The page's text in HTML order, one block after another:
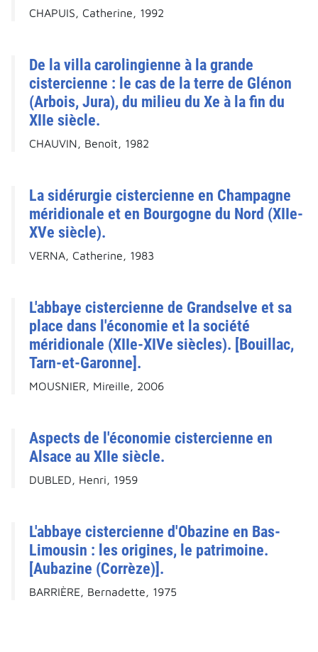
CHAPUIS, Catherine, 1992
De la villa carolingienne à la grande
cistercienne : le cas de la terre de Glénon
(Arbois, Jura), du milieu du Xe à la fin du
XIIe siècle.
CHAUVIN, Benoît, 1982
La sidérurgie cistercienne en Champagne
méridionale et en Bourgogne du Nord (XIIe-
XVe siècle).
VERNA, Catherine, 1983
L'abbaye cistercienne de Grandselve et sa
place dans l'économie et la société
méridionale (XIIe-XIVe siècles). [Bouillac,
Tarn-et-Garonne].
MOUSNIER, Mireille, 2006
Aspects de l'économie cistercienne en
Alsace au XIIe siècle.
DUBLED, Henri, 1959
L'abbaye cistercienne d'Obazine en Bas-
Limousin : les origines, le patrimoine.
[Aubazine (Corrèze)].
BARRIÈRE, Bernadette, 1975